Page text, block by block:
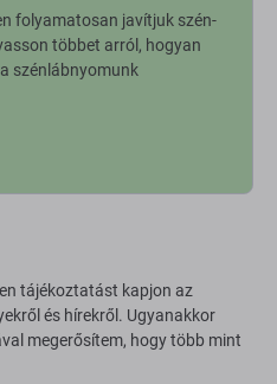
folyamatosan javítjuk szén-
többet arról, hogyan
szénlábnyomunk
tájékoztatást kapjon az
és hírekről. Ugyanakkor
megerősítem, hogy több mint